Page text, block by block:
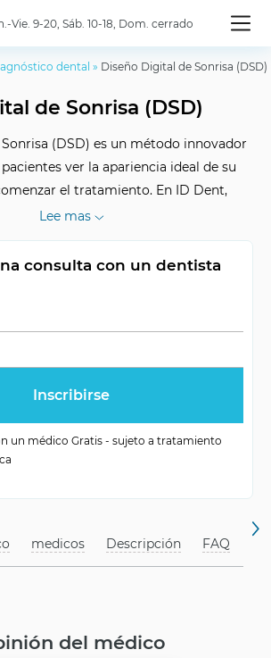
Vie. 9-20, Sáb. 10-18, Dom. cerrado
dental » Diseño Digital de Sonrisa (DSD)
de Sonrisa (DSD)
(DSD) es un método innovador
ver la apariencia ideal de su
el tratamiento. En ID Dent,
modernas teniendo en cuenta las
Reduce el tiempo de
Lee mas
consulta con un dentista
un médico Gratis - sujeto a tratamiento
medicos Descripción FAQ
del médico